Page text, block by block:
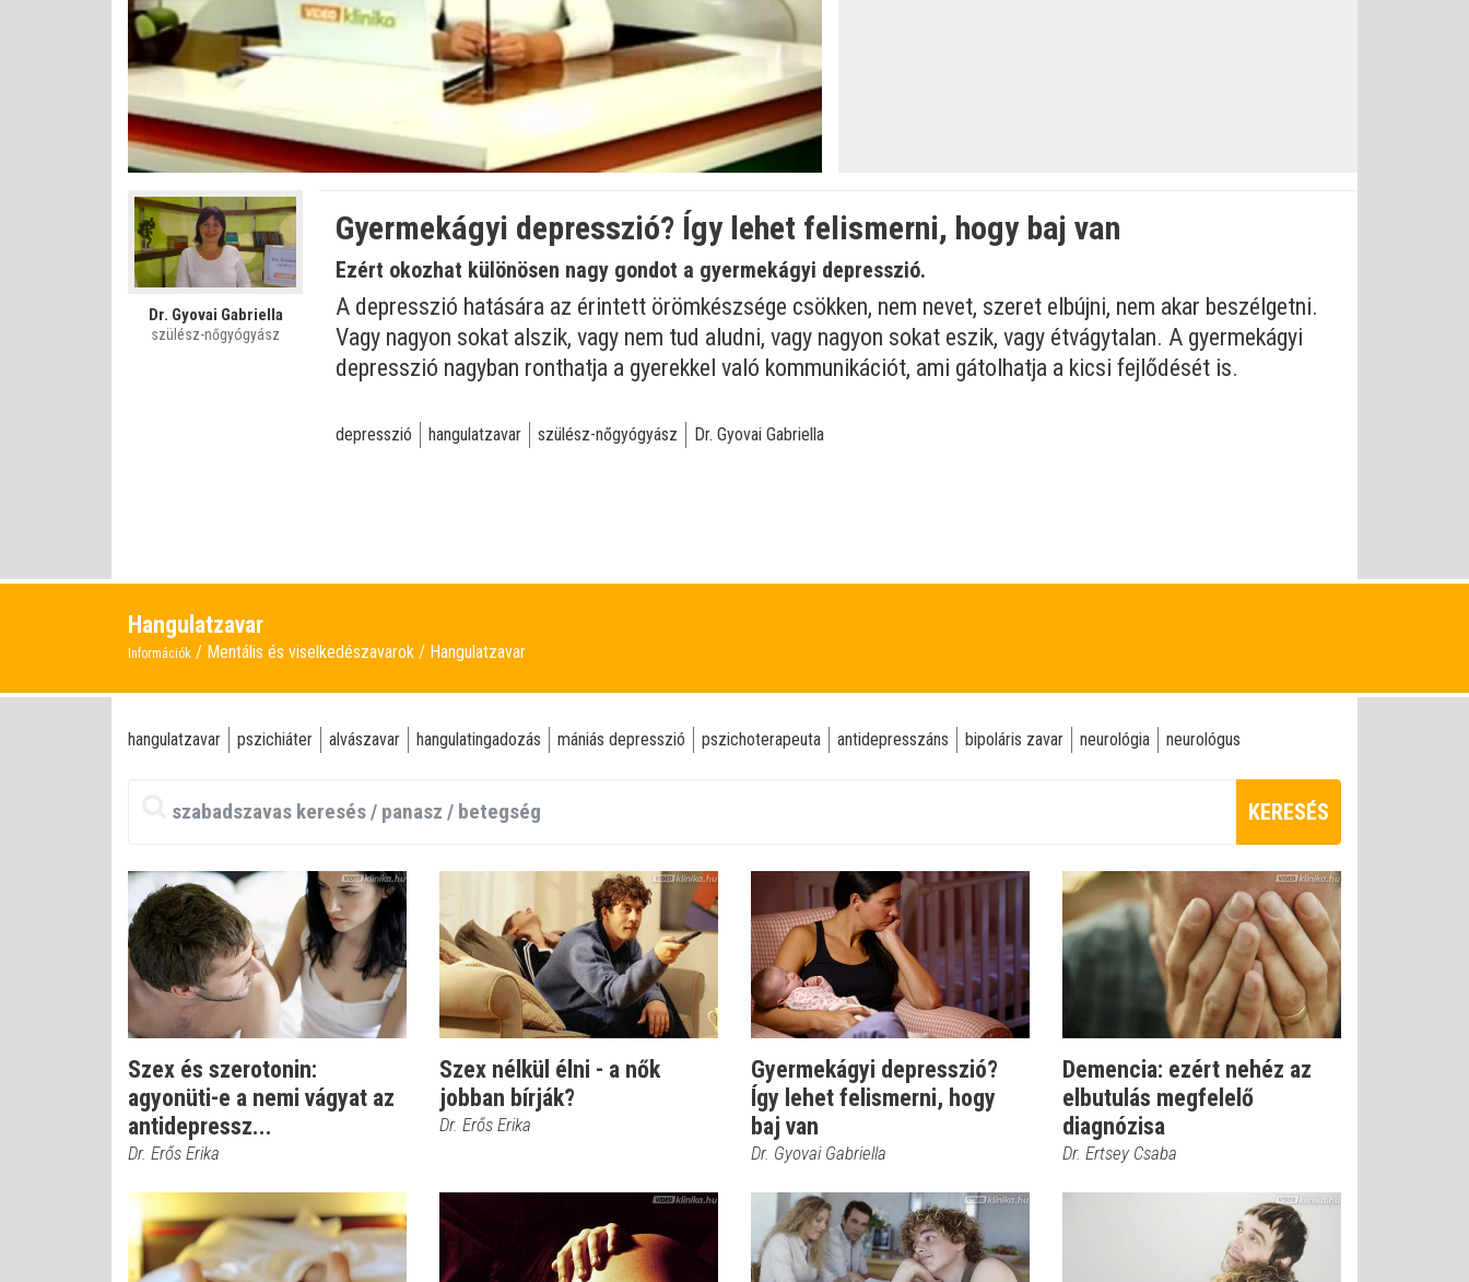
Némítás
kikapcsolva
Betöltve
0%
Állapot
0%
Dr. Gyovai Gabriella
szülész-nőgyógyász
Gyermekágyi depresszió? Így lehet felismerni, hogy baj van
Ezért okozhat különösen nagy gondot a gyermekágyi depresszió.
A depresszió hatására az érintett örömkészsége csökken, nem nevet, szeret elbújni, nem akar beszélgetni.
Vagy nagyon sokat alszik, vagy nem tud aludni, vagy nagyon sokat eszik, vagy étvágytalan. A gyermekágyi
depresszió nagyban ronthatja a gyerekkel való kommunikációt, ami gátolhatja a kicsi fejlődését is.
depresszió hangulatzavar szülész-nőgyógyász Dr. Gyovai Gabriella
Hangulatzavar
Információk Mentális és viselkedészavarok Hangulatzavar
hangulatzavar pszichiáter alvászavar hangulatingadozás mániás depresszió pszichoterapeuta antidepresszáns bipoláris zavar neurológia neurológus
KERESÉS
Szex és szerotonin:
agyonüti-e a nemi vágyat az
antidepressz...
Dr. Erős Erika
Szex nélkül élni - a nők
jobban bírják?
Dr. Erős Erika
Gyermekágyi depresszió?
Így lehet felismerni, hogy
baj van
Dr. Gyovai Gabriella
Demencia: ezért nehéz az
elbutulás megfelelő
diagnózisa
Dr. Ertsey Csaba